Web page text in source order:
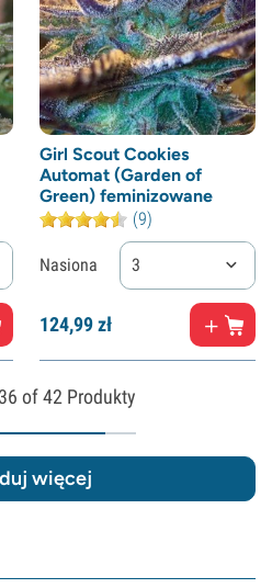
Girl Scout Cookies
Automat (Garden of
Green) feminizowane
(9)
Nasiona 3
124,99zł
36 of 42 Produkty
więcej